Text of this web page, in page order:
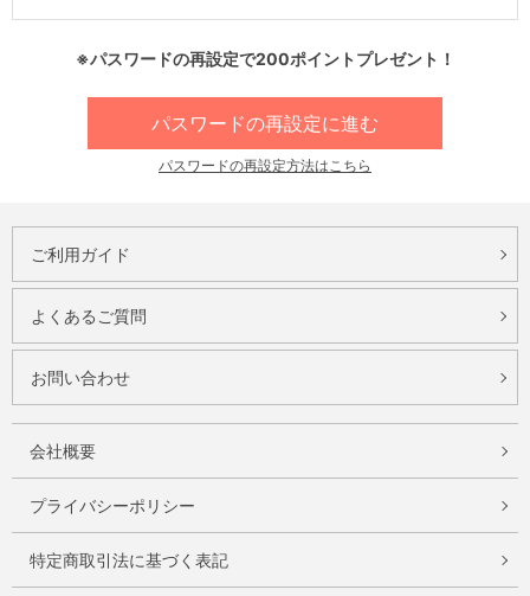
※パスワードの再設定で200ポイントプレゼント！
パスワードの再設定に進む
パスワードの再設定方法はこちら
ご利用ガイド
よくあるご質問
お問い合わせ
会社概要
プライバシーポリシー
特定商取引法に基づく表記